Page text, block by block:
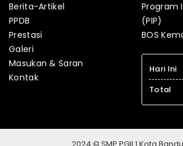
Berita-Artikel
PPDB
Prestasi
Galeri
Masukan & Saran
Kontak
Program
(PIP)
BOS
Hari Ini
Total